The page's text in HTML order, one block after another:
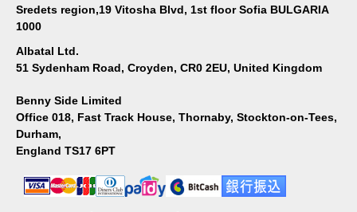
Sredets region,19 Vitosha Blvd, 1st floor Sofia BULGARIA
1000
Albatal Ltd.
51 Sydenham Road, Croyden, CR0 2EU, United Kingdom
Benny Side Limited
Office 018, Fast Track House, Thornaby, Stockton-on-Tees,
Durham,
England TS17 6PT